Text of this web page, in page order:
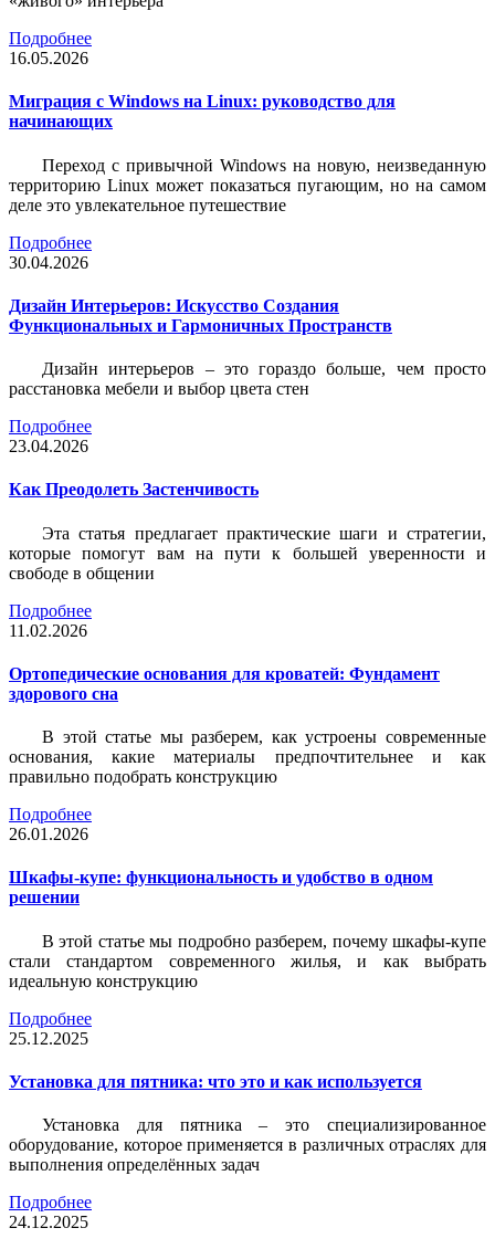
Подробнее
16.05.2026
Миграция с Windows на Linux: руководство для
начинающих
Переход с привычной Windows на новую, неизведанную
территорию Linux может показаться пугающим, но на самом
деле это увлекательное путешествие
Подробнее
30.04.2026
Дизайн Интерьеров: Искусство Создания
Функциональных и Гармоничных Пространств
Дизайн интерьеров – это гораздо больше, чем просто
расстановка мебели и выбор цвета стен
Подробнее
23.04.2026
Как Преодолеть Застенчивость
Эта статья предлагает практические шаги и стратегии,
которые помогут вам на пути к большей уверенности и
свободе в общении
Подробнее
11.02.2026
Ортопедические основания для кроватей: Фундамент
здорового сна
В этой статье мы разберем, как устроены современные
основания, какие материалы предпочтительнее и как
правильно подобрать конструкцию
Подробнее
26.01.2026
Шкафы-купе: функциональность и удобство в одном
решении
В этой статье мы подробно разберем, почему шкафы-купе
стали стандартом современного жилья, и как выбрать
идеальную конструкцию
Подробнее
25.12.2025
Установка для пятника: что это и как используется
Установка для пятника – это специализированное
оборудование, которое применяется в различных отраслях для
выполнения определённых задач
Подробнее
24.12.2025